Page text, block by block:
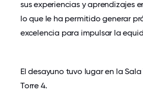
sus experiencias y aprendizajes
lo que le ha permitido generar
excelencia para impulsar la
El desayuno tuvo lugar en la Sala
Torre 4.